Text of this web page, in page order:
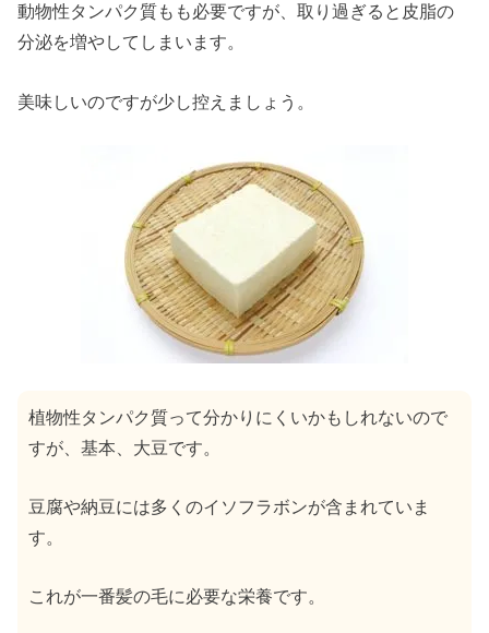
動物性タンパク質もも必要ですが、取り過ぎると皮脂の
分泌を増やしてしまいます。
美味しいのですが少し控えましょう。
植物性タンパク質って分かりにくいかもしれないので
すが、基本、大豆です。
豆腐や納豆には多くのイソフラボンが含まれていま
す。
これが一番髪の毛に必要な栄養です。